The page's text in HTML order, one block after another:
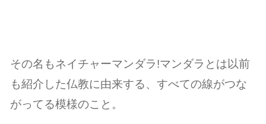
その名もネイチャーマンダラ!マンダラとは以前
も紹介した仏教に由来する、すべての線がつな
がってる模様のこと。